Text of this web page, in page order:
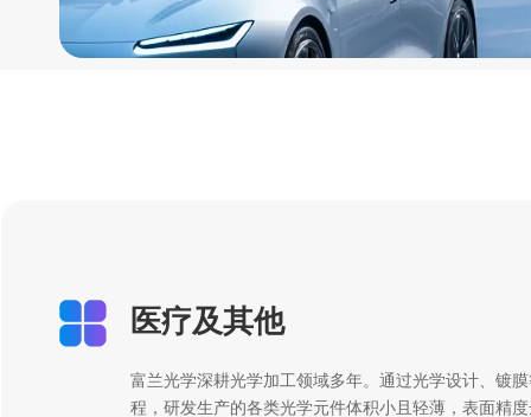
医疗及其他
富兰光学深耕光学加工领域多年。通过光学设计、镀
程，研发生产的各类光学元件体积小且轻薄，表面精